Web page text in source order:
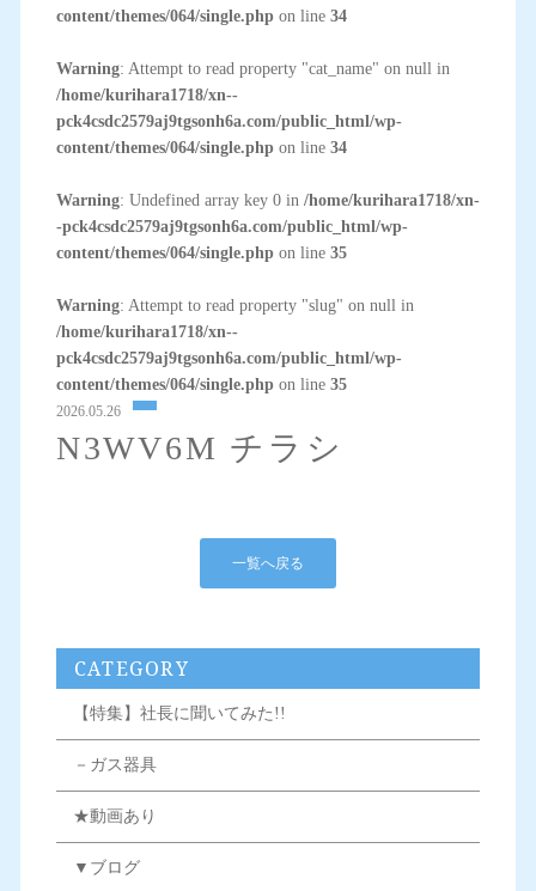
content/themes/064/single.phpon line 34
Warning: Attempt to read property "cat_name" on null in
/home/kurihara1718/xn--
pck4csdc2579aj9tgsonh6a.com/public_html/wp-
content/themes/064/single.phpon line 34
Warning: Undefined array key 0 in /home/kurihara1718/xn-
-pck4csdc2579aj9tgsonh6a.com/public_html/wp-
content/themes/064/single.phpon line 35
Warning: Attempt to read property "slug" on null in
/home/kurihara1718/xn--
pck4csdc2579aj9tgsonh6a.com/public_html/wp-
content/themes/064/single.phpon line 35
2026.05.26
N3WV6M チラシ
一覧へ戻る
CATEGORY
【特集】社長に聞いてみた!!
－ガス器具
★動画あり
▼ブログ